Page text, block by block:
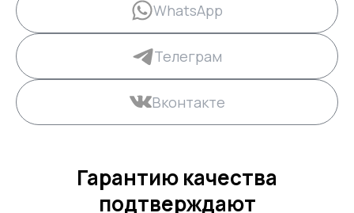
WhatsApp
Телеграм
Вконтакте
Гарантию качества
подтверждают